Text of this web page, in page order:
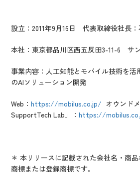
設立：2011年9月16日代表取締役社長
本社 ：東京都品川区西五反田3-11-6 サ
事業内容 ：人工知能とモバイル技術を
のAIソリューション開発
Web：https://mobilus.co.jp/ オウンド
SupportTech Lab」
：https://
＊ 本リリースに記載された会社名・商
商標または登録商標です。